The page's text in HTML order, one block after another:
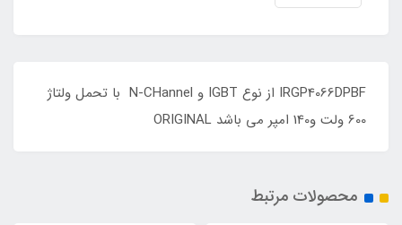
IRGP4066DPBF از نوع IGBT و N-CHannel با تحمل ولتاژ
600 ولت و140 امپر می باشد ORIGINAL
محصولات مرتبط